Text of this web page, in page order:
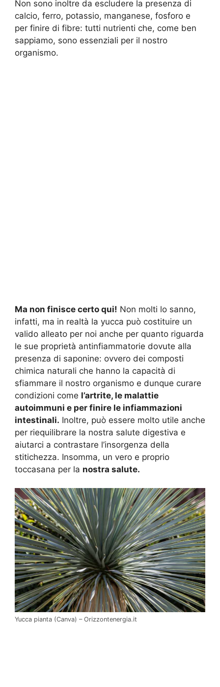
Non sono inoltre da escludere la presenza di
calcio, ferro, potassio, manganese, fosforo e
per finire di fibre: tutti nutrienti che, come ben
sappiamo, sono essenziali per il nostro
organismo.
Ma non finisce certo qui! Non molti lo sanno,
infatti, ma in realtà la yucca può costituire un
valido alleato per noi anche per quanto riguarda
le sue proprietà antinfiammatorie dovute alla
presenza di saponine: ovvero dei composti
chimica naturali che hanno la capacità di
sfiammare il nostro organismo e dunque curare
condizioni come l’artrite, le malattie
autoimmuni e per finire le infiammazioni
intestinali. Inoltre, può essere molto utile anche
per riequilibrare la nostra salute digestiva e
aiutarci a contrastare l’insorgenza della
stitichezza. Insomma, un vero e proprio
toccasana per la nostra salute.
Yucca pianta (Canva) – Orizzontenergia.it